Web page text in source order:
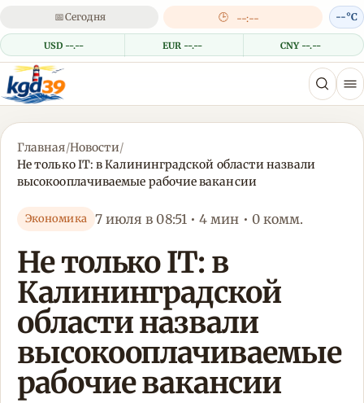
📅Сегодня 🕒 --:--
USD --.-- EUR --.-- CNY --.--
--°C
Главная/Новости/
Не только IT: в Калининградской области назвали
высокооплачиваемые рабочие вакансии
Экономика 7 июля в 08:51 • 4 мин • 0 комм.
Не только IT: в
Калининградской
области назвали
высокооплачиваемые
рабочие вакансии